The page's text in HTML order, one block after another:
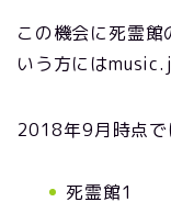
この機会に死霊
いう方には
2018年9月時点で
死霊館1